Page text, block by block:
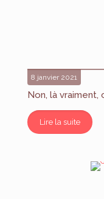
8 janvier 2021
Non, là vraiment,
Lire la suite